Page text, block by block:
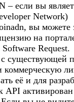
если вы
Network)
вы можете
на
Request.
существующей
коммерческую
её и для
API